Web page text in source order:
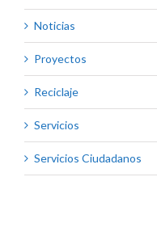
Noticias
Proyectos
Reciclaje
Servicios
Servicios Ciudadanos